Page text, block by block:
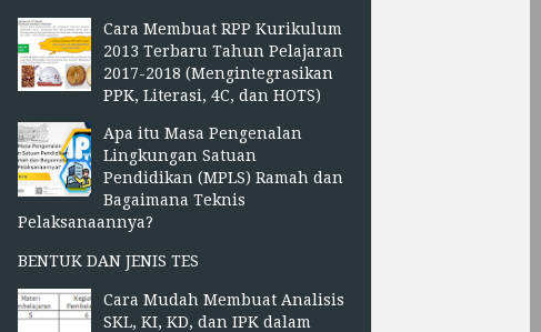
Cara Membuat RPP Kurikulum
2013 Terbaru Tahun Pelajaran
2017-2018 (Mengintegrasikan
PPK, Literasi, 4C, dan HOTS)
Apa itu Masa Pengenalan
Lingkungan Satuan
Pendidikan (MPLS) Ramah dan
Bagaimana Teknis
Pelaksanaannya?
BENTUK DAN JENIS TES
Cara Mudah Membuat Analisis
SKL, KI, KD, dan IPK dalam